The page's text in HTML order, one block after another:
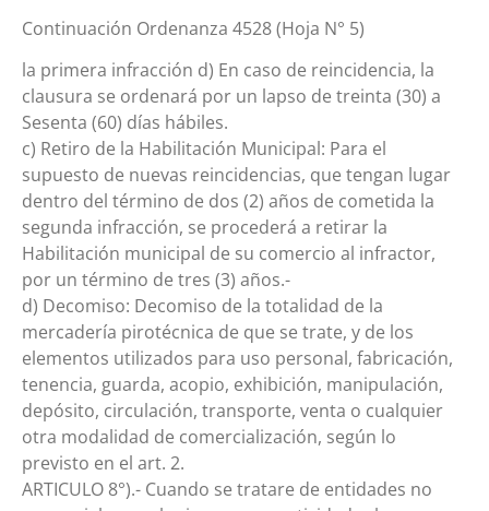
Continuación Ordenanza 4528 (Hoja N° 5)
la primera infracción d) En caso de reincidencia, la
clausura se ordenará por un lapso de treinta (30) a
Sesenta (60) días hábiles.
c) Retiro de la Habilitación Municipal: Para el
supuesto de nuevas reincidencias, que tengan lugar
dentro del término de dos (2) años de cometida la
segunda infracción, se procederá a retirar la
Habilitación municipal de su comercio al infractor,
por un término de tres (3) años.-
d) Decomiso: Decomiso de la totalidad de la
mercadería pirotécnica de que se trate, y de los
elementos utilizados para uso personal, fabricación,
tenencia, guarda, acopio, exhibición, manipulación,
depósito, circulación, transporte, venta o cualquier
otra modalidad de comercialización, según lo
previsto en el art. 2.
ARTICULO 8°).- Cuando se tratare de entidades no